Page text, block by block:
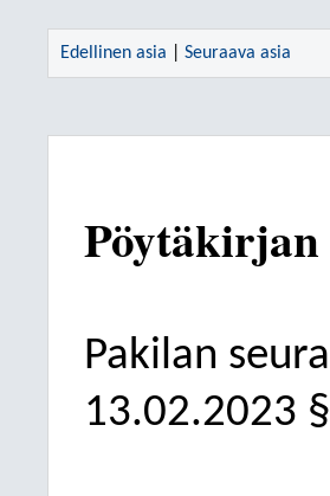
Edellinen asia Seuraava asia
Pakilan
13.02.2023